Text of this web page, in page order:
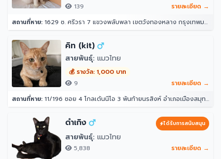
139
รายละเอียด →
สถานที่หาย: 1629 ซ. ศรีวรา 7 แขวงพลับพลา เขตวังทองหลาง กรุงเทพมหานคร 10312
คิท (kit)
สายพันธุ์: แมวไทย
💰 รางวัล: 1,000 บาท
9
รายละเอียด →
สถานที่หาย: 11/196 ซอย 4 โกลเด้นนีโอ 3 พันท้ายนรสิงห์ อำเภอเมืองสมุทรสาคร สมุทรสาคร 74000
ดำเกิง ได้รับการสนับสนุน
สายพันธุ์: แมวไทย
5,838 รายละเอียด →